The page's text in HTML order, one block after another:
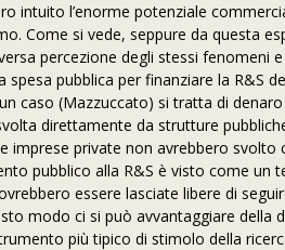
intuito l’enorme potenziale
Come si vede, seppure da questa
percezione degli stessi
spesa pubblica per finanziare la R&S
caso (Mazzuccato) si tratta di
direttamente da strutture
imprese private non avrebbero
pubblico alla R&S è visto come
essere lasciate libere di
modo ci si può avvantaggiare della
più tipico di stimolo della